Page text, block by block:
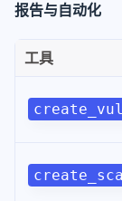
报告与自动化
工具